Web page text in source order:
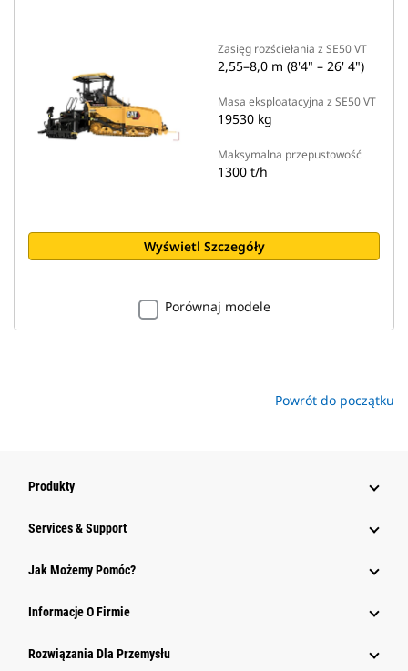
Zasięg rozściełania z SE50 VT
2,55–8,0 m (8'4" – 26' 4")
Masa eksploatacyjna z SE50 VT
19530 kg
Maksymalna przepustowość
1300 t/h
Wyświetl Szczegóły
Porównaj modele
Powrót do początku
Produkty
Services & Support
Jak Możemy Pomóc?
Informacje O Firmie
Rozwiązania Dla Przemysłu